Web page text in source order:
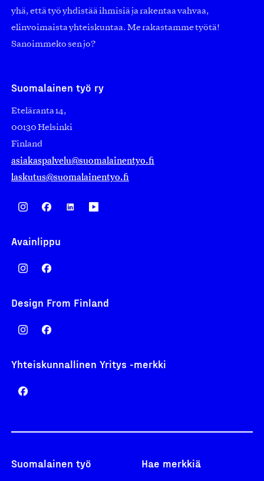
yhä, että työ yhdistää ihmisiä ja rakentaa vahvaa,
elinvoimaista yhteiskuntaa. Me rakastamme työtä!
Sanoimmeko sen jo?
Suomalainen työ ry
Eteläranta 14,
00130 Helsinki
Finland
asiakaspalvelu@suomalainentyo.fi
laskutus@suomalainentyo.fi
Avainlippu
Design From Finland
Yhteiskunnallinen Yritys -merkki
Suomalainen työ Hae merkkiä